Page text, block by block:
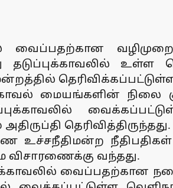
வைப்பதற்கான
தடுப்புக்காவலில் உள்ள
மையங்களின் நிலை
தெரிவித்திருந்தது.
உச்சநீதிமன்ற
விசாரணைக்கு வந்தது.
வைப்பதற்கான